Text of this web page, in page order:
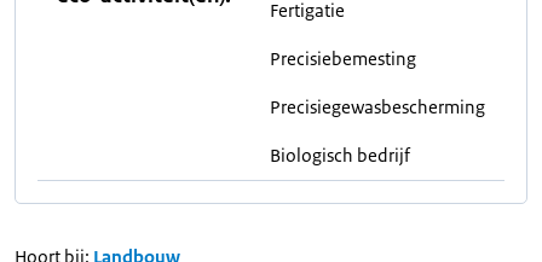
Fertigatie
Precisiebemesting
Precisiegewasbescherming
Biologisch bedrijf
Hoort bij: Landbouw